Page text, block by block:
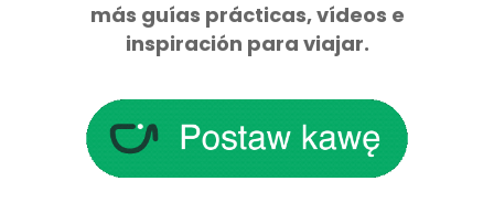
más guías prácticas, vídeos e
inspiración para viajar.